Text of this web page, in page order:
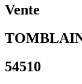
Vente
54510